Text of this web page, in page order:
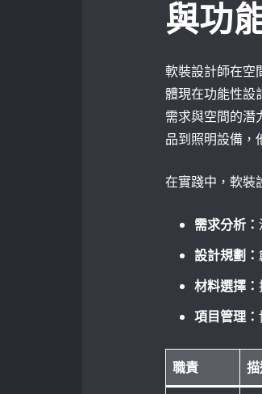
與功
軟裝設計師在空
體現在功能性設
需求與空間的潛
品到照明設備，
在實踐中，軟裝
需求分析：
設計規劃：
材料選擇：
項目管理：
職責